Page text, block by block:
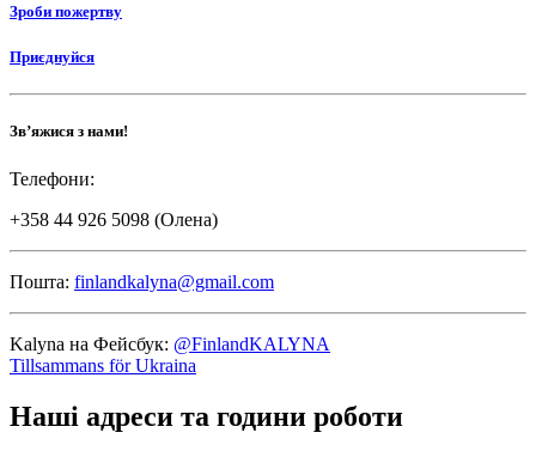
Зроби пожертву
Приєднуйся
Зв’яжися з нами!
Телефони:
+358 44 926 5098 (Олена)
Пошта: finlandkalyna@gmail.com
Kalyna на Фейсбук: @FinlandKALYNA
Tillsammans för Ukraina
Наші адреси та години роботи